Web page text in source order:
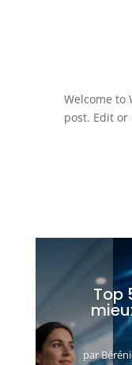
Welcome to
post. Edit
Top
par